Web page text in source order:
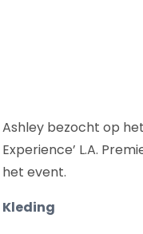
Ashley bezocht op het
Experience’ L.A.
het event.
Kleding